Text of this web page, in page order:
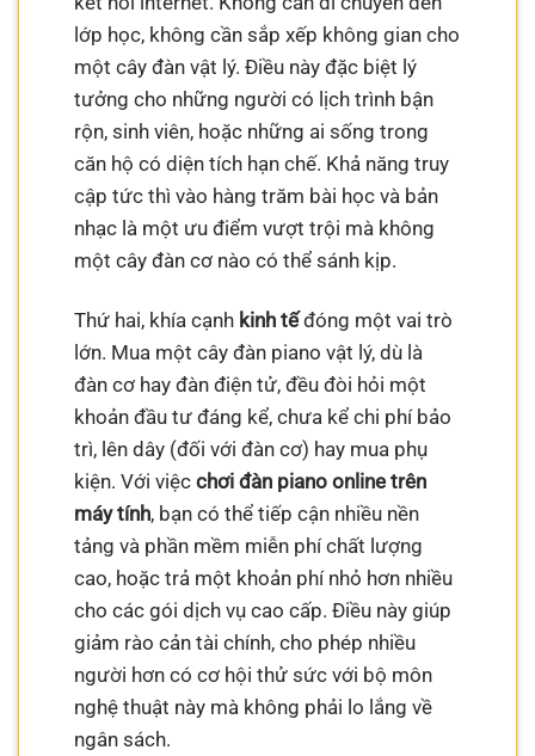
lớp học, không cần sắp xếp không gian cho
một cây đàn vật lý. Điều này đặc biệt lý
tưởng cho những người có lịch trình bận
rộn, sinh viên, hoặc những ai sống trong
căn hộ có diện tích hạn chế. Khả năng truy
cập tức thì vào hàng trăm bài học và bản
nhạc là một ưu điểm vượt trội mà không
một cây đàn cơ nào có thể sánh kịp.
Thứ hai, khía cạnh kinh tếđóng một vai trò
lớn. Mua một cây đàn piano vật lý, dù là
đàn cơ hay đàn điện tử, đều đòi hỏi một
khoản đầu tư đáng kể, chưa kể chi phí bảo
trì, lên dây (đối với đàn cơ) hay mua phụ
kiện. Với việcchơi đàn piano online trên
máy tính, bạn có thể tiếp cận nhiều nền
tảng và phần mềm miễn phí chất lượng
cao, hoặc trả một khoản phí nhỏ hơn nhiều
cho các gói dịch vụ cao cấp. Điều này giúp
giảm rào cản tài chính, cho phép nhiều
người hơn có cơ hội thử sức với bộ môn
nghệ thuật này mà không phải lo lắng về
ngân sách.